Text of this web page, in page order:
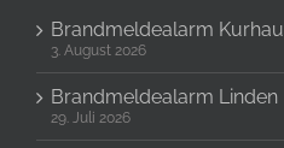
Brandmeldealarm
3. August 2026
Brandmeldealarm Linden
29. Juli 2026